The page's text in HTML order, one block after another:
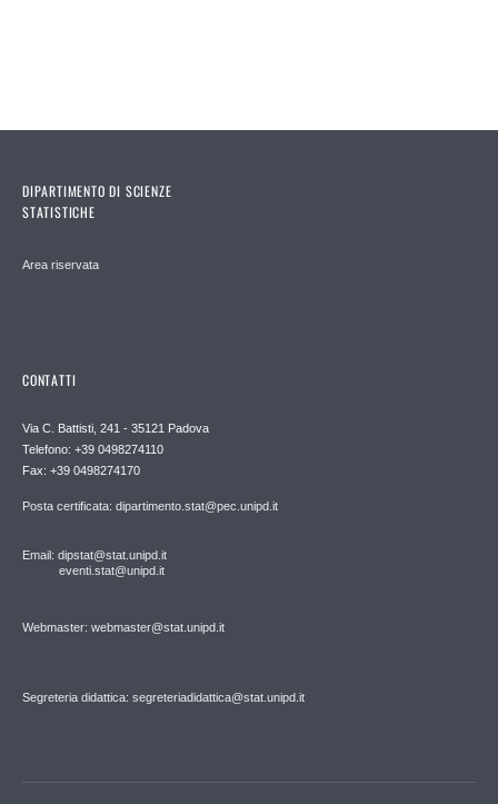
DIPARTIMENTO DI SCIENZE
STATISTICHE
Area riservata
CONTATTI
Via C. Battisti, 241 - 35121 Padova
Telefono: +39 0498274110
Fax: +39 0498274170
Posta certificata: dipartimento.stat@pec.unipd.it
Email: dipstat@stat.unipd.it
eventi.stat@unipd.it
Webmaster: webmaster@stat.unipd.it
Segreteria didattica: segreteriadidattica@stat.unipd.it